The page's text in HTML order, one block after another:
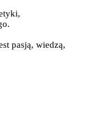
pasją, wiedzą,